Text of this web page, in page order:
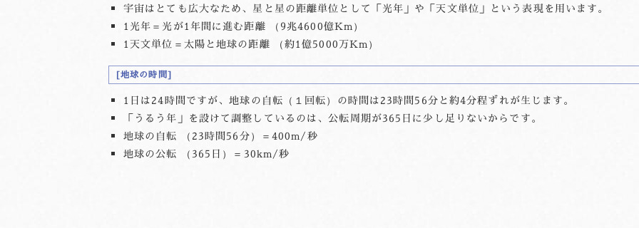
宇宙はとても広大なため、星と星の距離単位として「光年」や「天文単位」という表現を用います。
1光年＝光が1年間に進む距離 （9兆4600億Km）
1天文単位＝太陽と地球の距離 （約1億5000万Km）
地球の時間
1日は24時間ですが、地球の自転（１回転）の時間は23時間56分と約4分程ずれが生じます。
「うるう年」を設けて調整しているのは、公転周期が365日に少し足りないからです。
地球の自転 （23時間56分）＝400m/秒
地球の公転 （365日）＝30km/秒